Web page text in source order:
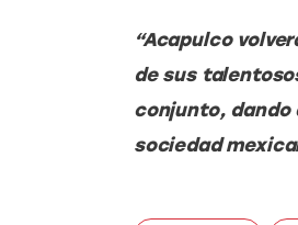
“Acapulco
de sus
conjunto, dando
sociedad